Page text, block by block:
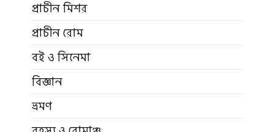
প্রাচীন মিশর
প্রাচীন রোম
বই ও সিনেমা
বিজ্ঞান
ভ্রমণ